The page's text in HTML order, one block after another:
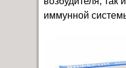
иммунной